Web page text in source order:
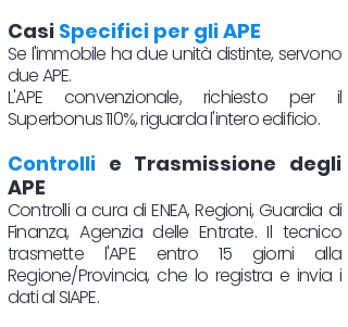
Casi Specifici per gli APE
Se l'immobile ha due unità distinte, servono
due APE.
L'APE convenzionale, richiesto per il
Superbonus 110%, riguarda l'intero edificio.
Controlli e Trasmissione degli
APE
Controlli a cura di ENEA, Regioni, Guardia di
Finanza, Agenzia delle Entrate. Il tecnico
trasmette l'APE entro 15 giorni alla
Regione/Provincia, che lo registra e invia i
dati al SIAPE.